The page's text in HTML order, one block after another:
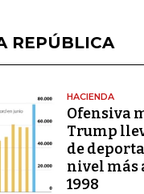
REPÚBLICA
HACIENDA
Ofensiva
Trump
de
nivel más
1998